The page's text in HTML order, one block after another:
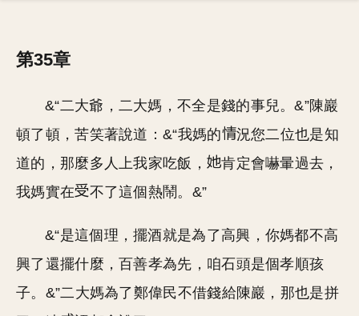
第35章
&“二大爺，二大媽，不全是錢的事兒。&”陳巖
頓了頓，苦笑著說道：&“我媽的
況您二位也是知
道的，那麼多人上我家吃飯，
肯定會嚇暈過去，
我媽實在
不了這個熱鬧。&”
&“是這個理，擺酒就是為了高興，你媽都不高
興了還擺什麼，百善孝為先，咱石頭是個孝順孩
子。&”二大媽為了鄭偉民不借錢給陳巖，那也是拼